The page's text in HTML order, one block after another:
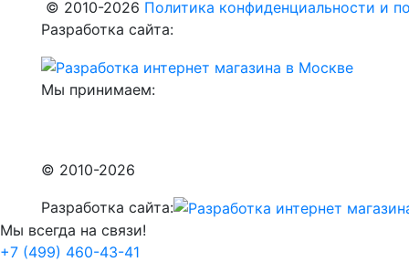
© 2010-2026 Политика конфиденциальности и
Разработка сайта:
Мы принимаем:
© 2010-2026
Разработка сайта:
Мы всегда на связи!
+7 (499) 460-43-41